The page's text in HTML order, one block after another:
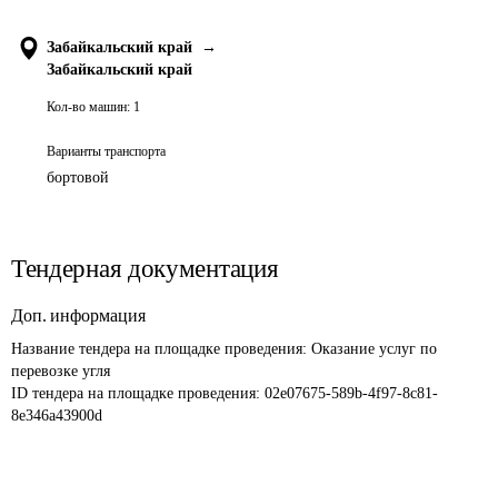
Забайкальский край
→
Забайкальский край
Кол-во машин: 1
Варианты транспорта
бортовой
Тендерная документация
Доп. информация
Название тендера на площадке проведения: Оказание услуг по
перевозке угля
ID тендера на площадке проведения: 02e07675-589b-4f97-8c81-
8e346a43900d